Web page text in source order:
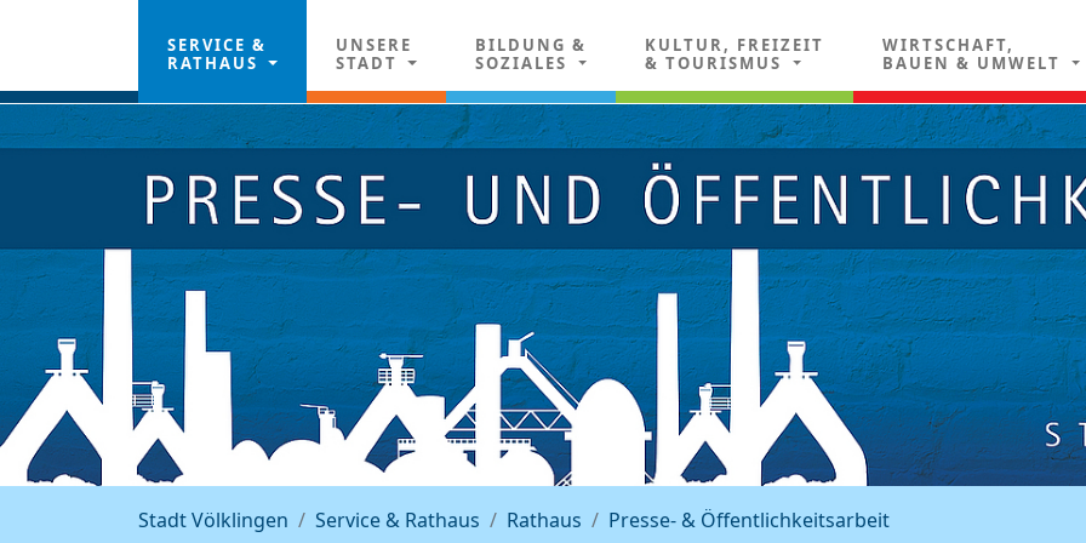
SERVICE &
RATHAUS
UNSERE
STADT
BILDUNG &
SOZIALES
KULTUR, FREIZEIT
& TOURISMUS
WIRTSCHAFT,
BAUEN & UMWELT
Stadt Völklingen Service & Rathaus Rathaus Presse- & Öffentlichkeitsarbeit